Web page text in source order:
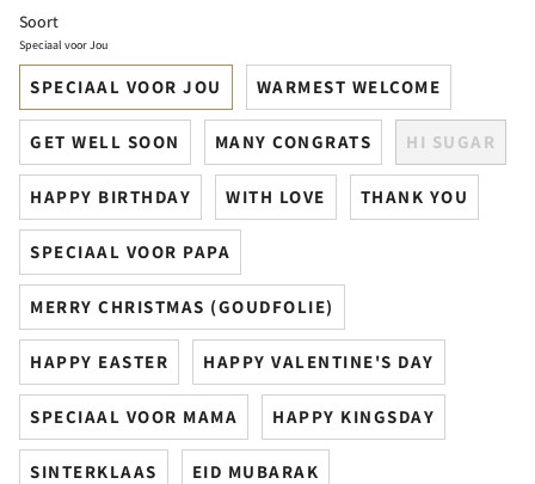
Soort
Speciaal voor Jou
SPECIAAL VOOR JOU WARMEST WELCOME
GET WELL SOON MANY CONGRATS HI SUGAR
HAPPY BIRTHDAY WITH LOVE THANK YOU
SPECIAAL VOOR PAPA
MERRY CHRISTMAS (GOUDFOLIE)
HAPPY EASTER HAPPY VALENTINE'S DAY
SPECIAAL VOOR MAMA HAPPY KINGSDAY
SINTERKLAAS EID MUBARAK